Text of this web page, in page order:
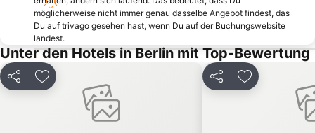
Reinickendorf
Tempelhof
Columbiahalle Berlin
Wannsee
Max-Schmeling-Halle
Zehlendorf
Admiralspalast
Müggelsee
Theater des Westens
Wedding
Babelsberg Film Studios
Steglitz-Zehlendorf
möglicherweise nicht immer genau dasselbe Angebot findest, das
Du auf trivago gesehen hast, wenn Du auf der Buchungswebsite
landest.
Unter den Hotels in Berlin mit Top-Bewertung
Teilen Zu Favoriten hinzufügen Teilen Zu Favoriten